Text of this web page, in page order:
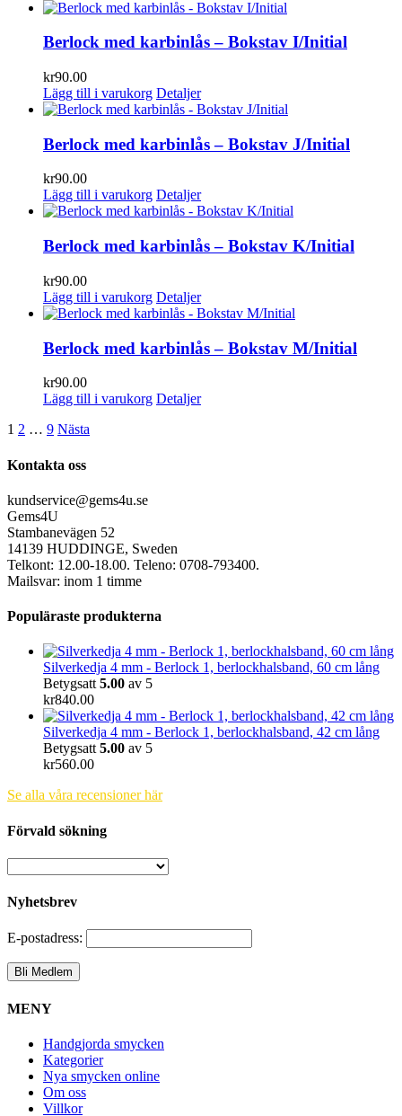
Berlock med karbinlås – Bokstav I/Initial
kr90.00
Lägg till i varukorg Detaljer
Berlock med karbinlås – Bokstav J/Initial
kr90.00
Lägg till i varukorg Detaljer
Berlock med karbinlås – Bokstav K/Initial
kr90.00
Lägg till i varukorg Detaljer
Berlock med karbinlås – Bokstav M/Initial
kr90.00
Lägg till i varukorg Detaljer
1 2 … 9 Nästa
Kontakta oss
kundservice@gems4u.se
Gems4U
Stambanevägen 52
14139 HUDDINGE, Sweden
Telkont: 12.00-18.00. Teleno: 0708-793400.
Mailsvar: inom 1 timme
Populäraste produkterna
Silverkedja 4 mm - Berlock 1, berlockhalsband, 60 cm lång
Betygsatt 5.00 av 5
kr840.00
Silverkedja 4 mm - Berlock 1, berlockhalsband, 42 cm lång
Betygsatt 5.00 av 5
kr560.00
Se alla våra recensioner här
Förvald sökning
Nyhetsbrev
E-postadress:
MENY
Handgjorda smycken
Kategorier
Nya smycken online
Om oss
Villkor